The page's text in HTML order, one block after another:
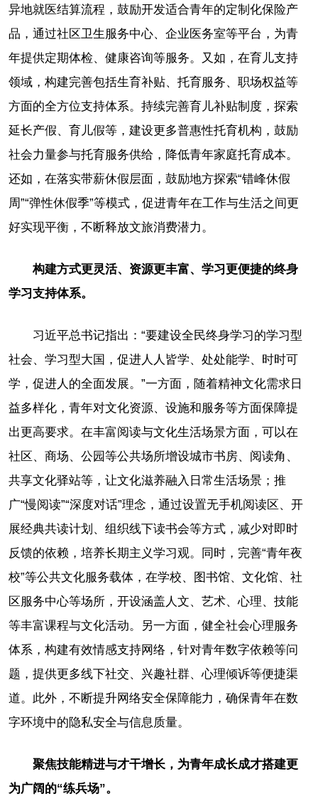
异地就医结算流程，鼓励开发适合青年的定制化保险产
品，通过社区卫生服务中心、企业医务室等平台，为青
年提供定期体检、健康咨询等服务。又如，在育儿支持
领域，构建完善包括生育补贴、托育服务、职场权益等
方面的全方位支持体系。持续完善育儿补贴制度，探索
延长产假、育儿假等，建设更多普惠性托育机构，鼓励
社会力量参与托育服务供给，降低青年家庭托育成本。
还如，在落实带薪休假层面，鼓励地方探索“错峰休假
周”“弹性休假季”等模式，促进青年在工作与生活之间更
好实现平衡，不断释放文旅消费潜力。
构建方式更灵活、资源更丰富、学习更便捷的终身
学习支持体系。
习近平总书记指出：“要建设全民终身学习的学习型
社会、学习型大国，促进人人皆学、处处能学、时时可
学，促进人的全面发展。”一方面，随着精神文化需求日
益多样化，青年对文化资源、设施和服务等方面保障提
出更高要求。在丰富阅读与文化生活场景方面，可以在
社区、商场、公园等公共场所增设城市书房、阅读角、
共享文化驿站等，让文化滋养融入日常生活场景；推
广“慢阅读”“深度对话”理念，通过设置无手机阅读区、开
展经典共读计划、组织线下读书会等方式，减少对即时
反馈的依赖，培养长期主义学习观。同时，完善“青年夜
校”等公共文化服务载体，在学校、图书馆、文化馆、社
区服务中心等场所，开设涵盖人文、艺术、心理、技能
等丰富课程与文化活动。另一方面，健全社会心理服务
体系，构建有效情感支持网络，针对青年数字依赖等问
题，提供更多线下社交、兴趣社群、心理倾诉等便捷渠
道。此外，不断提升网络安全保障能力，确保青年在数
字环境中的隐私安全与信息质量。
聚焦技能精进与才干增长，为青年成长成才搭建更
为广阔的“练兵场”。